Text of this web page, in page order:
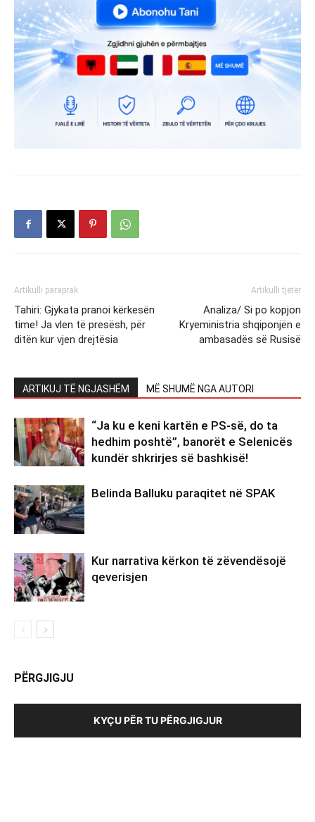
Artikulli paraprak
Tahiri: Gjykata pranoi kërkesën
time! Ja vlen të presësh, për
ditën kur vjen drejtësia
Artikulli tjetër
Analiza/ Si po kopjon
Kryeministria shqiponjën e
ambasadës së Rusisë
ARTIKUJ TË NGJASHËM MË SHUMË NGA AUTORI
“Ja ku e keni kartën e PS-së, do ta
hedhim poshtë”, banorët e Selenicës
kundër shkrirjes së bashkisë!
Belinda Balluku paraqitet në SPAK
Kur narrativa kërkon të zëvendësojë
qeverisjen
PËRGJIGJU
KYÇU PËR TU PËRGJIGJUR